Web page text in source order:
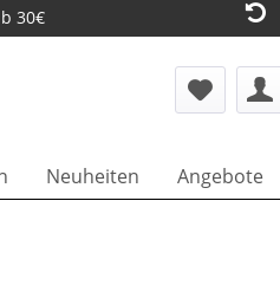
30€
Neuheiten Angebote